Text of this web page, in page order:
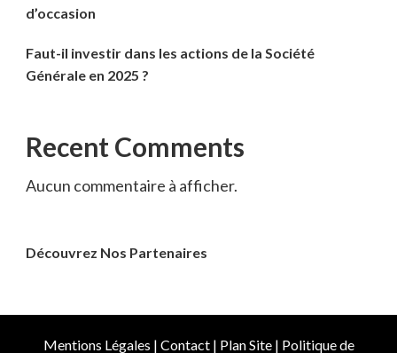
d’occasion
Faut-il investir dans les actions de la Société
Générale en 2025 ?
Recent Comments
Aucun commentaire à afficher.
Découvrez Nos Partenaires
Mentions Légales | Contact| Plan Site| Politique de